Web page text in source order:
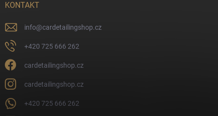
KONTAKT
info@cardetailingshop.cz
+420 725 666 262
cardetailingshop.cz
cardetailingshop.cz
+420 725 666 262